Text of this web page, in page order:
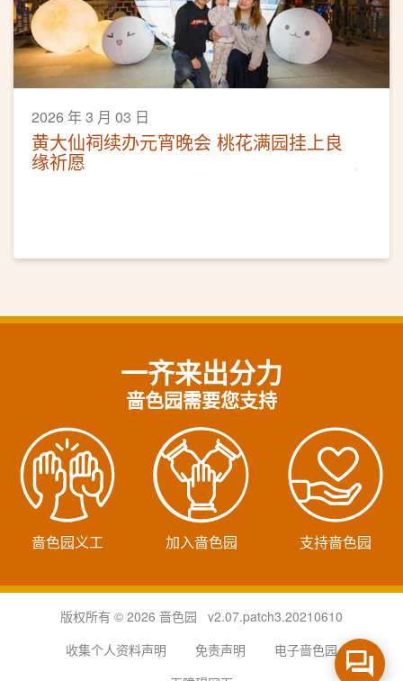
2026 年 3 月 03 日
黄大仙祠续办元宵晚会 桃花满园挂上良
缘祈愿
一齐来出分力
啬色园需要您支持
啬色园义工 加入啬色园 支持啬色园
版权所有 © 2026 啬色园 v2.07.patch3.20210610
收集个人资料声明
免责声明
电子啬色园